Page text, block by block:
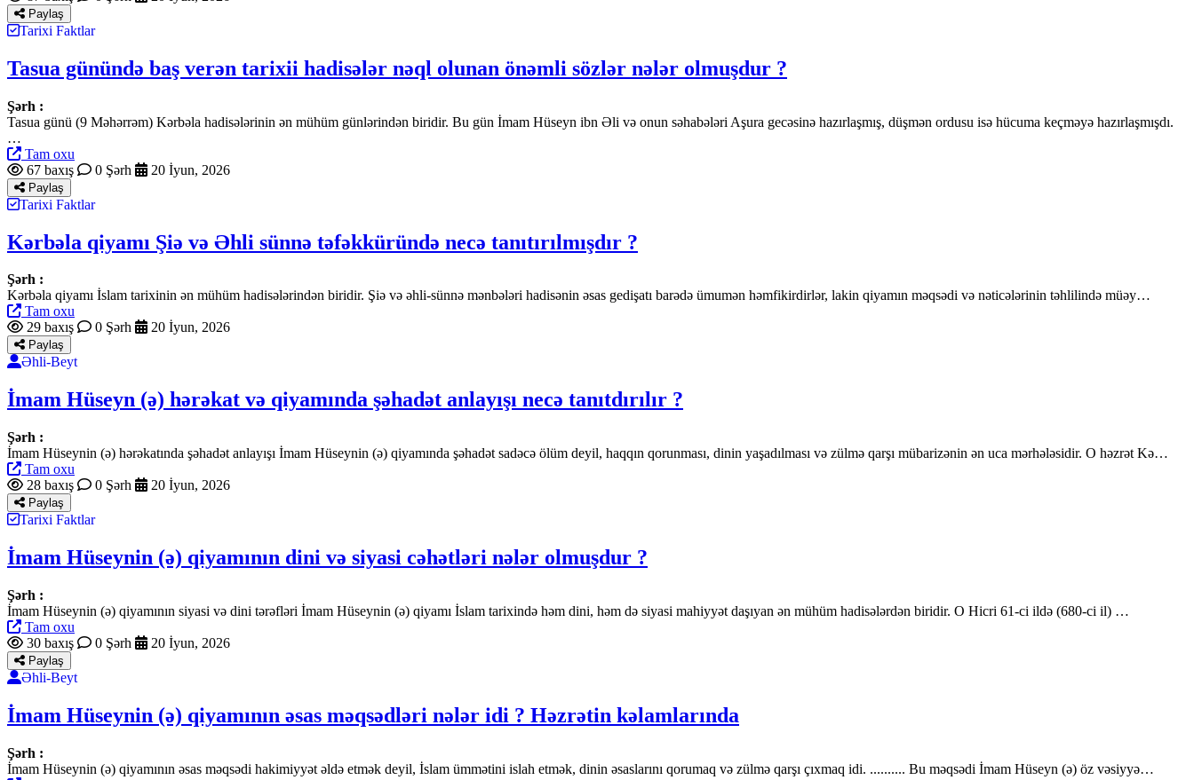
Paylaş
Tarixi Faktlar
Tasua günündə baş verən tarixii hadisələr nəql olunan önəmli sözlər nələr olmuşdur ?
Şərh :
Tasua günü (9 Məhərrəm) Kərbəla hadisələrinin ən mühüm günlərindən biridir. Bu gün İmam Hüseyn ibn Əli və onun səhabələri Aşura gecəsinə hazırlaşmış, düşmən ordusu isə hücuma keçməyə hazırlaşmışdı.
…
Tam oxu
67 baxış
0 Şərh 20 İyun, 2026
Paylaş
Tarixi Faktlar
Kərbəla qiyamı Şiə və Əhli sünnə təfəkküründə necə tanıtırılmışdır ?
Şərh :
Kərbəla qiyamı İslam tarixinin ən mühüm hadisələrindən biridir. Şiə və əhli-sünnə mənbələri hadisənin əsas gedişatı barədə ümumən həmfikirdirlər, lakin qiyamın məqsədi və nəticələrinin təhlilində müəy…
Tam oxu
29 baxış
0 Şərh 20 İyun, 2026
Paylaş
Əhli-Beyt
İmam Hüseyn (ə) hərəkat və qiyamında şəhadət anlayışı necə tanıtdırılır ?
Şərh :
İmam Hüseynin (ə) hərəkatında şəhadət anlayışı İmam Hüseynin (ə) qiyamında şəhadət sadəcə ölüm deyil, haqqın qorunması, dinin yaşadılması və zülmə qarşı mübarizənin ən uca mərhələsidir. O həzrət Kə…
Tam oxu
28 baxış
0 Şərh 20 İyun, 2026
Paylaş
Tarixi Faktlar
İmam Hüseynin (ə) qiyamının dini və siyasi cəhətləri nələr olmuşdur ?
Şərh :
İmam Hüseynin (ə) qiyamının siyasi və dini tərəfləri İmam Hüseynin (ə) qiyamı İslam tarixində həm dini, həm də siyasi mahiyyət daşıyan ən mühüm hadisələrdən biridir. O Hicri 61-ci ildə (680-ci il) …
Tam oxu
30 baxış
0 Şərh 20 İyun, 2026
Paylaş
Əhli-Beyt
İmam Hüseynin (ə) qiyamının əsas məqsədləri nələr idi ? Həzrətin kəlamlarında
Şərh :
İmam Hüseynin (ə) qiyamının əsas məqsədi hakimiyyət əldə etmək deyil, İslam ümmətini islah etmək, dinin əsaslarını qorumaq və zülmə qarşı çıxmaq idi. .......... Bu məqsədi İmam Hüseyn (ə) öz vəsiyyə…